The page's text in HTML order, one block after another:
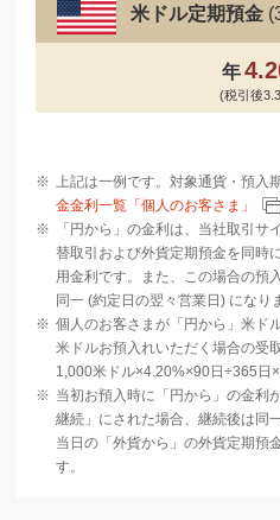
米ドル定期預金
年
(税引後
※ 上記は一例です。対象通貨・預入
金金利一覧「個人のお客さま」
※
「円から」の金利は、当社取引
替取引および外貨定期預金を同時
用金利です。また、この場合の預
同一 (約定日の翌々営業日) になり
※ 個人のお客さまが「円から」米ド
米ドルお預入れいただく場合の受
1,000米ドル×4.20%×90日÷365日
※ 当初お預入時に「円から」の金利
継続」にされた場合、継続後は同
当日の「外貨から」の外貨定期預
す。